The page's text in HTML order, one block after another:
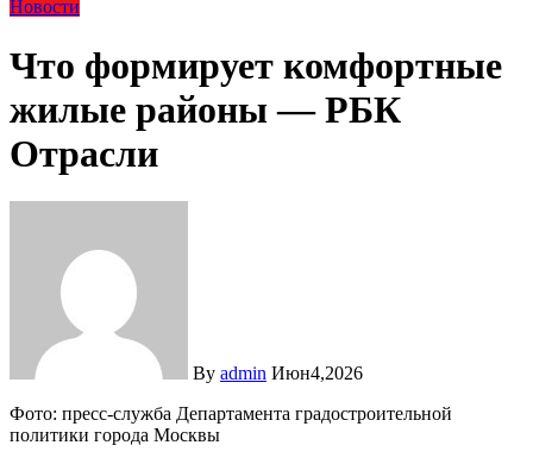
Новости
Что формирует комфортные
жилые районы — РБК
Отрасли
By admin Июн4,2026
Фото: пресс-служба Департамента градостроительной
политики города Москвы